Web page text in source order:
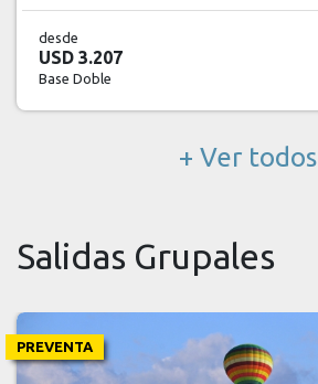
desde
USD 3.207
Base Doble
+ Ver todos
Salidas Grupales
PREVENTA